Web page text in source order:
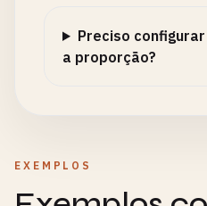
Preciso
a proporção?
EXEMPLOS